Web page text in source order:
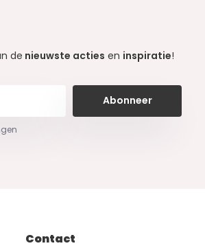
de nieuwste acties en inspiratie!
Abonneer
Contact